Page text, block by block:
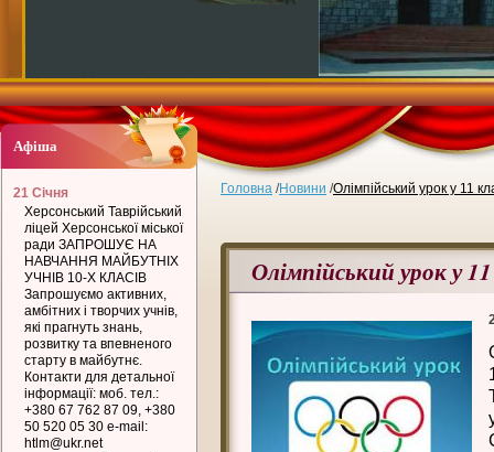
Головна /Новини /Олімпійський урок у 11
Олімпійський урок у
Афіша
21 Січня
Херсонський Таврійський
ліцей Херсонської міської
ради ЗАПРОШУЄ НА
НАВЧАННЯ МАЙБУТНІХ
УЧНІВ 10-Х КЛАСІВ
Запрошуємо активних,
амбітних і творчих учнів,
які прагнуть знань,
розвитку та впевненого
старту в майбутнє.
Контакти для детальної
інформації: моб. тел.:
+380 67 762 87 09, +380
50 520 05 30 e-mail:
htlm@ukr.net